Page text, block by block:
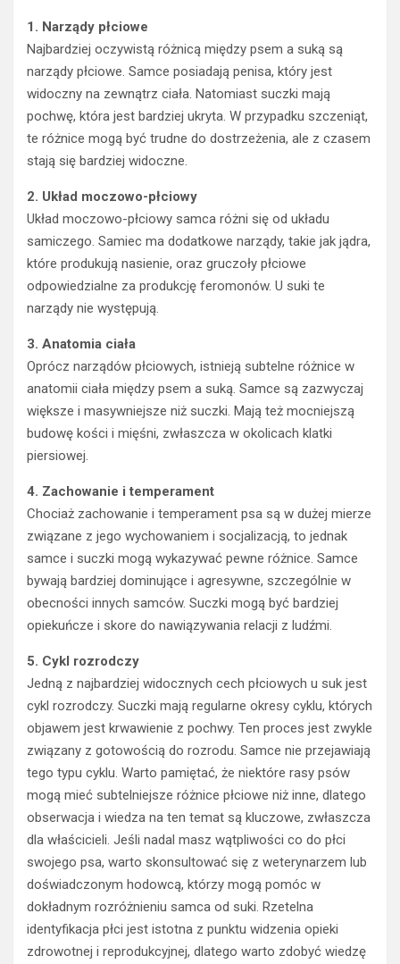
1. Narządy płciowe
Najbardziej oczywistą różnicą między psem a suką są
narządy płciowe. Samce posiadają penisa, który jest
widoczny na zewnątrz ciała. Natomiast suczki mają
pochwę, która jest bardziej ukryta. W przypadku szczeniąt,
te różnice mogą być trudne do dostrzeżenia, ale z czasem
stają się bardziej widoczne.
2. Układ moczowo-płciowy
Układ moczowo-płciowy samca różni się od układu
samiczego. Samiec ma dodatkowe narządy, takie jak jądra,
które produkują nasienie, oraz gruczoły płciowe
odpowiedzialne za produkcję feromonów. U suki te
narządy nie występują.
3. Anatomia ciała
Oprócz narządów płciowych, istnieją subtelne różnice w
anatomii ciała między psem a suką. Samce są zazwyczaj
większe i masywniejsze niż suczki. Mają też mocniejszą
budowę kości i mięśni, zwłaszcza w okolicach klatki
piersiowej.
4. Zachowanie i temperament
Chociaż zachowanie i temperament psa są w dużej mierze
związane z jego wychowaniem i socjalizacją, to jednak
samce i suczki mogą wykazywać pewne różnice. Samce
bywają bardziej dominujące i agresywne, szczególnie w
obecności innych samców. Suczki mogą być bardziej
opiekuńcze i skore do nawiązywania relacji z ludźmi.
5. Cykl rozrodczy
Jedną z najbardziej widocznych cech płciowych u suk jest
cykl rozrodczy. Suczki mają regularne okresy cyklu, których
objawem jest krwawienie z pochwy. Ten proces jest zwykle
związany z gotowością do rozrodu. Samce nie przejawiają
tego typu cyklu. Warto pamiętać, że niektóre rasy psów
mogą mieć subtelniejsze różnice płciowe niż inne, dlatego
obserwacja i wiedza na ten temat są kluczowe, zwłaszcza
dla właścicieli. Jeśli nadal masz wątpliwości co do płci
swojego psa, warto skonsultować się z weterynarzem lub
doświadczonym hodowcą, którzy mogą pomóc w
dokładnym rozróżnieniu samca od suki. Rzetelna
identyfikacja płci jest istotna z punktu widzenia opieki
zdrowotnej i reprodukcyjnej, dlatego warto zdobyć wiedzę